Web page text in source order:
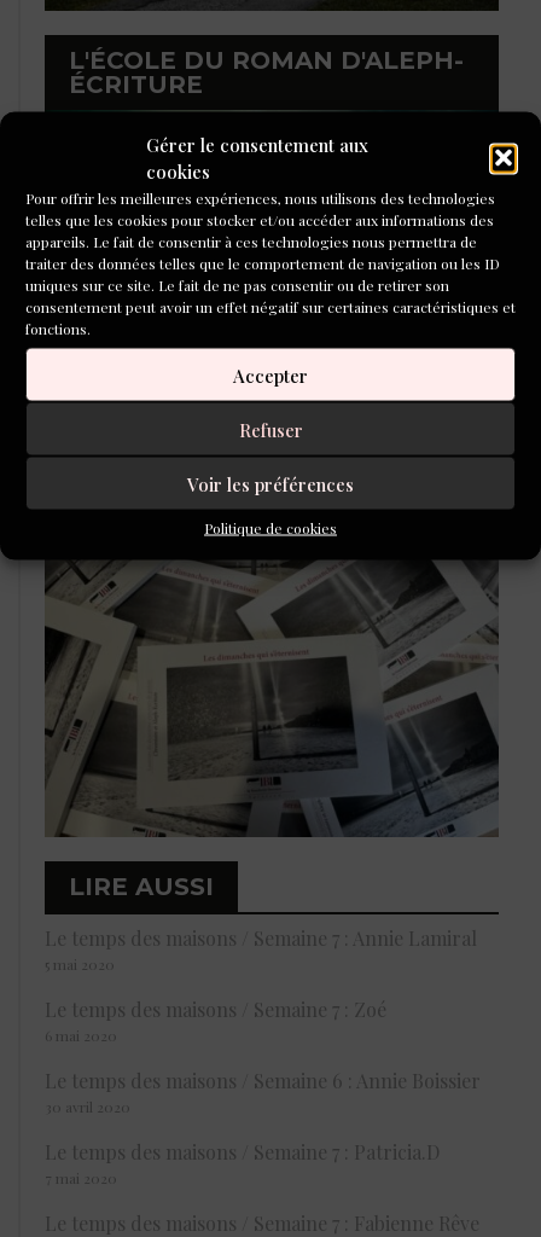
Gérer le consentement aux
cookies
Pour offrir les meilleures expériences, nous utilisons des technologies
telles que les cookies pour stocker et/ou accéder aux informations des
appareils. Le fait de consentir à ces technologies nous permettra de
traiter des données telles que le comportement de navigation ou les ID
uniques sur ce site. Le fait de ne pas consentir ou de retirer son
consentement peut avoir un effet négatif sur certaines caractéristiques et
fonctions.
Accepter
Refuser
Voir les préférences
Politique de cookies
L'ÉCOLE DU ROMAN D'ALEPH-
ÉCRITURE
LIBRAIRIE DE L’INVENTOIRE
LIRE AUSSI
Le temps des maisons / Semaine 7 : Annie Lamiral
5 mai 2020
Le temps des maisons / Semaine 7 : Zoé
6 mai 2020
Le temps des maisons / Semaine 6 : Annie Boissier
30 avril 2020
Le temps des maisons / Semaine 7 : Patricia.D
7 mai 2020
Le temps des maisons / Semaine 7 : Fabienne Rêve